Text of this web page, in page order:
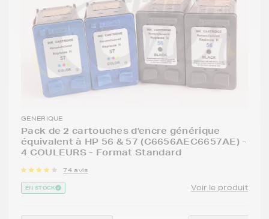
GENERIQUE
Pack de 2 cartouches d'encre générique
équivalent à HP 56 & 57 (C6656AEC6657AE) -
4 COULEURS - Format Standard
74 avis
EN STOCK Voir le produit